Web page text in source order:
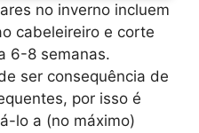
no inverno incluem
cabeleireiro e corte
6-8 semanas.
ser consequência de
por isso é
lo a (no máximo)